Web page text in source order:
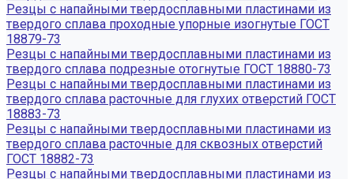
Резцы с напайными твердосплавными пластинами из
твердого сплава проходные упорные изогнутые ГОСТ
18879-73
Резцы с напайными твердосплавными пластинами из
твердого сплава подрезные отогнутые ГОСТ 18880-73
Резцы с напайными твердосплавными пластинами из
твердого сплава расточные для глухих отверстий ГОСТ
18883-73
Резцы с напайными твердосплавными пластинами из
твердого сплава расточные для сквозных отверстий
ГОСТ 18882-73
Резцы с напайными твердосплавными пластинами из